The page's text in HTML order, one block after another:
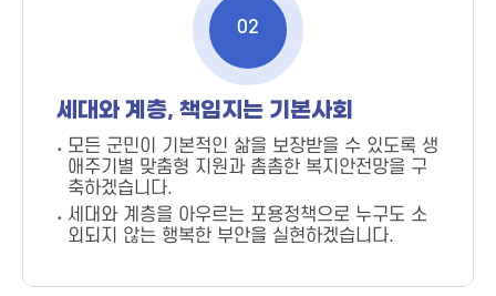
02
세대와 계층, 책임지는 기본사회
모든 군민이 기본적인 삶을 보장받을 수 있도록 생
애주기별 맞춤형 지원과 촘촘한 복지안전망을 구
축하겠습니다.
세대와 계층을 아우르는 포용정책으로 누구도 소
외되지 않는 행복한 부안을 실현하겠습니다.